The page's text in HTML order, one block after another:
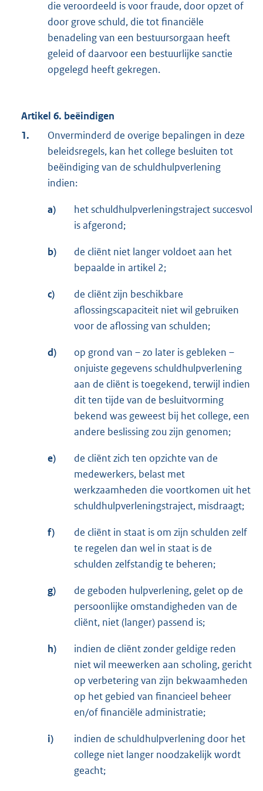
die veroordeeld is voor fraude, door opzet of
door grove schuld, die tot financiële
benadeling van een bestuursorgaan heeft
geleid of daarvoor een bestuurlijke sanctie
opgelegd heeft gekregen.
Artikel 6. beëindigen
1.
Onverminderd de overige bepalingen in deze
beleidsregels, kan het college besluiten tot
beëindiging van de schuldhulpverlening
indien:
a)
het schuldhulpverleningstraject succesvol
is afgerond;
b)
de cliënt niet langer voldoet aan het
bepaalde in artikel 2;
c)
de cliënt zijn beschikbare
aflossingscapaciteit niet wil gebruiken
voor de aflossing van schulden;
d)
op grond van – zo later is gebleken –
onjuiste gegevens schuldhulpverlening
aan de cliënt is toegekend, terwijl indien
dit ten tijde van de besluitvorming
bekend was geweest bij het college, een
andere beslissing zou zijn genomen;
e)
de cliënt zich ten opzichte van de
medewerkers, belast met
werkzaamheden die voortkomen uit het
schuldhulpverleningstraject, misdraagt;
f)
de cliënt in staat is om zijn schulden zelf
te regelen dan wel in staat is de
schulden zelfstandig te beheren;
g)
de geboden hulpverlening, gelet op de
persoonlijke omstandigheden van de
cliënt, niet (langer) passend is;
h)
indien de cliënt zonder geldige reden
niet wil meewerken aan scholing, gericht
op verbetering van zijn bekwaamheden
op het gebied van financieel beheer
en/of financiële administratie;
i)
indien de schuldhulpverlening door het
college niet langer noodzakelijk wordt
geacht;